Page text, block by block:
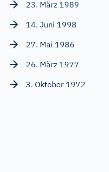
23. März 1989
14. Juni 1998
27. Mai 1986
26. März 1977
3. Oktober 1972